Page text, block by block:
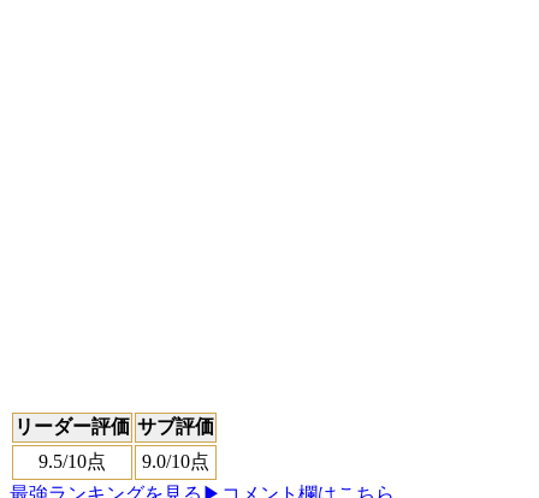
リーダー評価 サブ評価
9.5/10点 9.0/10点
最強ランキングを見る ▶コメント欄はこちら